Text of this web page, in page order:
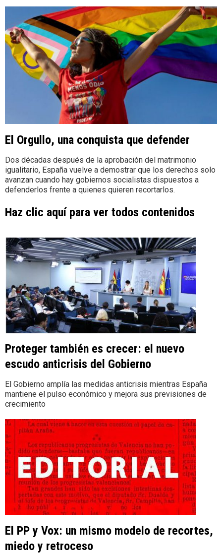
El Orgullo, una conquista que defender
Dos décadas después de la aprobación del matrimonio
igualitario, España vuelve a demostrar que los derechos solo
avanzan cuando hay gobiernos socialistas dispuestos a
defenderlos frente a quienes quieren recortarlos.
Haz clic aquí para ver todos contenidos
Proteger también es crecer: el nuevo
escudo anticrisis del Gobierno
El Gobierno amplía las medidas anticrisis mientras España
mantiene el pulso económico y mejora sus previsiones de
crecimiento
El PP y Vox: un mismo modelo de recortes,
miedo y retroceso